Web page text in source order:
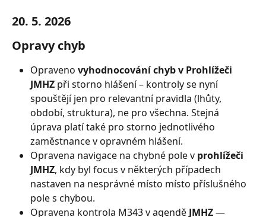
20. 5. 2026
Opravy chyb
Opraveno vyhodnocování chyb v Prohlížeči
JMHZ při storno hlášení – kontroly se nyní
spouštějí jen pro relevantní pravidla (lhůty,
období, struktura), ne pro všechna. Stejná
úprava platí také pro storno jednotlivého
zaměstnance v opravném hlášení.
Opravena navigace na chybné pole v prohlížeči
JMHZ, kdy byl focus v některých případech
nastaven na nesprávné místo místo příslušného
pole s chybou.
Opravena kontrola M343 v agendě JMHZ —